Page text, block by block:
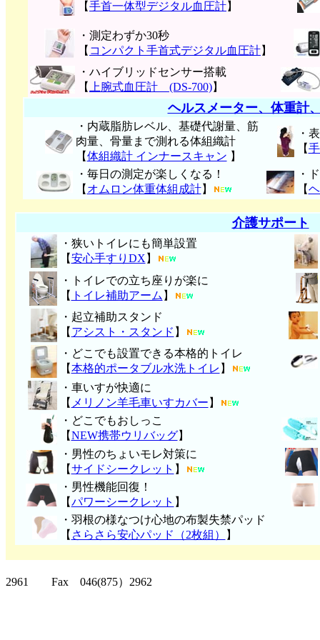
【手首一体型デジタル血圧計】
・測定わずか30秒
【 コンパクト手首式デジタル血圧計】
・ハイブリッドセンサー搭載
【
上腕式血圧計 (DS-700)】
ヘルスメーター、体重計
・内蔵脂肪レベル、基礎代謝量、筋
肉量、骨量まで測れる体組織計
【体組織計 インナースキャン 】
・
【
・毎日の測定が楽しくなる！
【 オムロン体重体組成計】
・
【
介護サポート
・狭いトイレにも簡単設置
【安心手すりDX 】
・トイレでの立ち座りが楽に
【 トイレ補助アーム 】
・起立補助スタンド
【 アシスト・スタンド 】
・どこでも設置できる本格的トイレ
【本格的ポータブル水洗トイレ 】
・車いすが快適に
【 メリノン羊毛車いすカバー 】
・どこでもおしっこ
【NEW携帯ウリバッグ】
・男性のちょいモレ対策に
【サイドシークレット 】
・男性機能回復！
【パワーシークレット 】
・ 羽根の様なつけ心地の布製失禁パッ ド
【 さらさら安心パッド（2枚組） 】
2961 Fax 046(875）2962